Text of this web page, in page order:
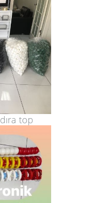
top